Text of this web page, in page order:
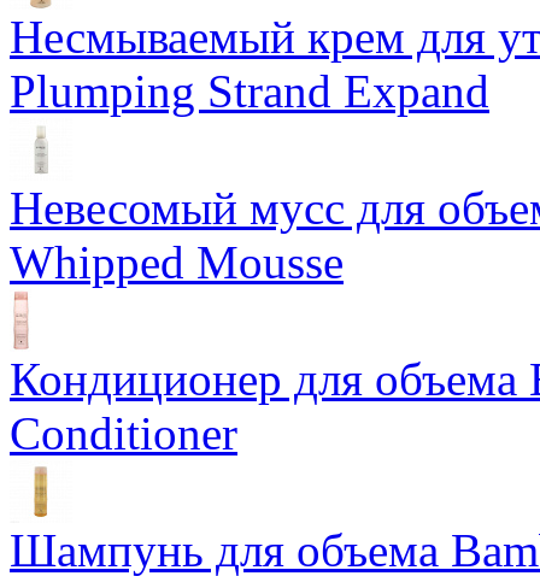
Несмываемый крем для
Plumping Strand Expand
Невесомый мусс для
Whipped Mousse
Кондиционер для объема
Conditioner
Шампунь для объема